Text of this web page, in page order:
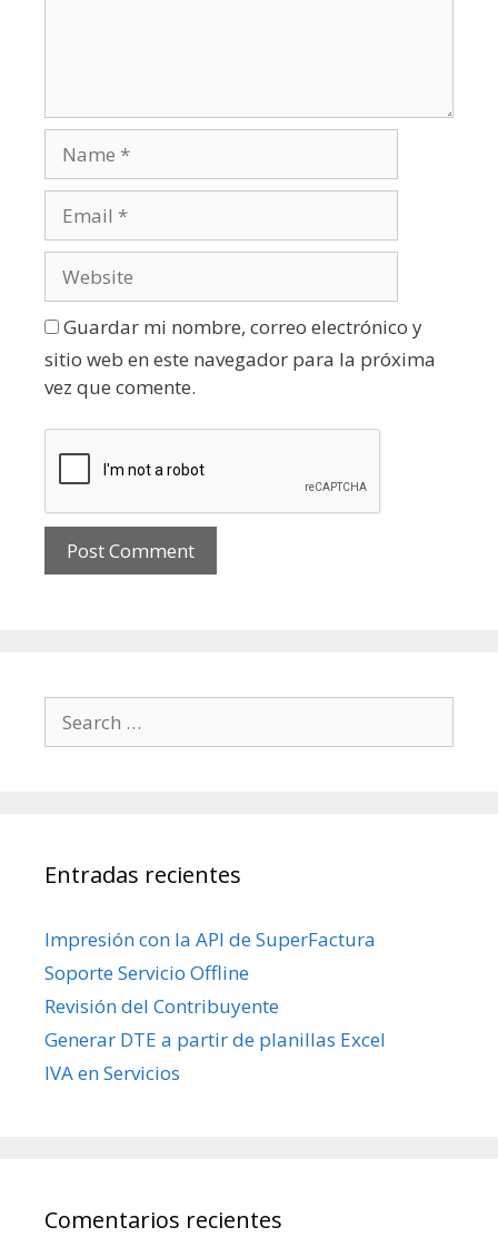
Guardar mi nombre, correo electrónico y
sitio web en este navegador para la próxima
vez que comente.
Search for:
Entradas recientes
Impresión con la API de SuperFactura
Soporte Servicio Offline
Revisión del Contribuyente
Generar DTE a partir de planillas Excel
IVA en Servicios
Comentarios recientes